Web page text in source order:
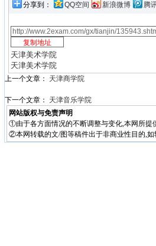
分享到： QQ空间 新浪微博 腾
天津美术学院
天津美术学院
上一个文章： 天津商学院
下一个文章：
天津音乐学院
网站版权与免责声明
①由于各方面情况的不断调整与变化,本网所提
②本网转载的文/图等稿件出于非商业性目的,